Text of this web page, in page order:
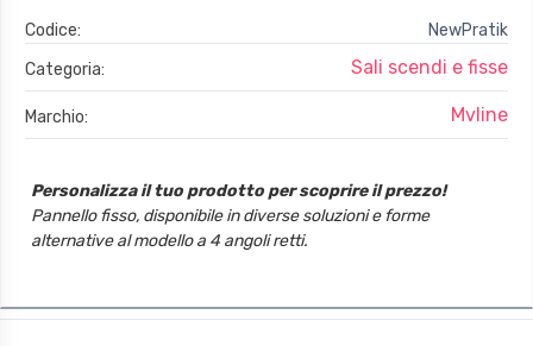
Codice:
NewPratik
Categoria:
Sali scendi e fisse
Marchio: Mvline
Personalizza il tuo prodotto per scoprire il prezzo!
Pannello fisso, disponibile in diverse soluzioni e forme
alternative al modello a 4 angoli retti.